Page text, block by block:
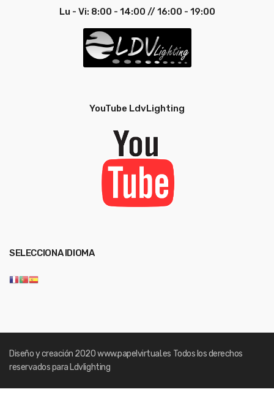
Lu - Vi: 8:00 - 14:00 // 16:00 - 19:00
YouTube LdvLighting
SELECCIONA IDIOMA
Diseño y creación 2020www.papelvirtual.es Todos los derechos
reservados para Ldvlighting